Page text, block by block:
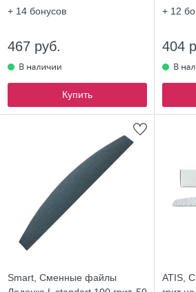
+ 14 бонусов
467 руб.
Купить
+ 12
404
Smart, Сменные файлы
ATIS,